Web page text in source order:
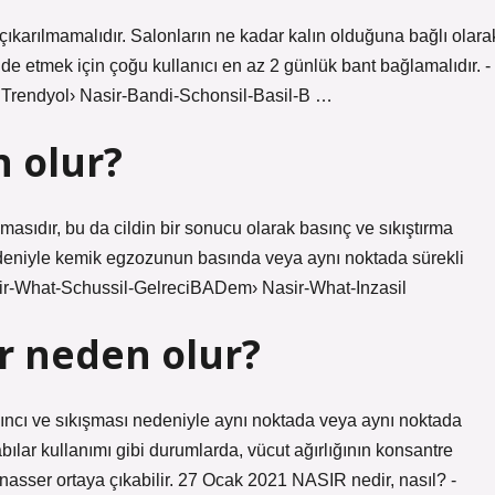
Salonların ne kadar kalın olduğuna bağlı
etmek için çoğu kullanıcı en az 2 günlük bant bağlamalıdır. -
Nasir-Bandi-Schonsil-Basil-B …
olur?
bu da cildin bir sonucu olarak basınç ve sıkıştırma
kemik egzozunun basında veya aynı noktada sürekli
What-Schussil-GelreciBADem› Nasir-What-Inzasil
neden olur?
ve sıkışması nedeniyle aynı noktada veya aynı noktada
kullanımı gibi durumlarda, vücut ağırlığının konsantre
ortaya çıkabilir. 27 Ocak 2021 NASIR nedir, nasıl? -